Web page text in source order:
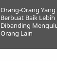
Orang-Orang
Berbuat Baik
Dibanding
Orang Lain